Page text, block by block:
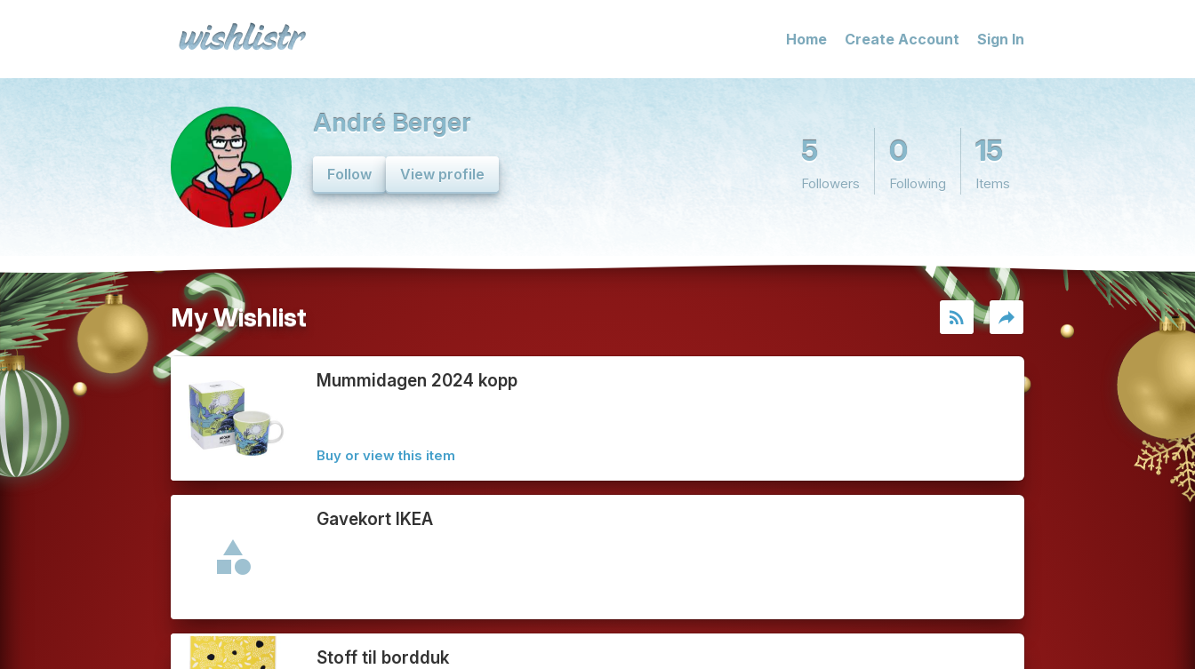
Home Create Account Sign In
André Berger
Follow View profile
5
Followers
0
Following
15
Items
My Wishlist rss_feed reply
Mummidagen 2024 kopp
Buy or view this item
Gavekort IKEA
Stoff til bordduk